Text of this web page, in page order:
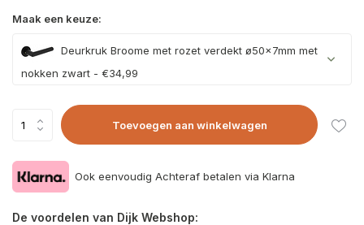
Maak een keuze:
Deurkruk Broome met rozet verdekt ø50x7mm met
nokken zwart - €34,99
Toevoegen aan winkelwagen
Ook eenvoudig Achteraf betalen via Klarna
De voordelen van Dijk Webshop: